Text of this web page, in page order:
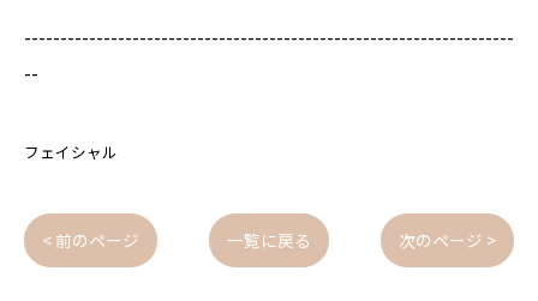
--------------------------------------------------------------------
--
フェイシャル
< 前のページ 一覧に戻る 次のページ >